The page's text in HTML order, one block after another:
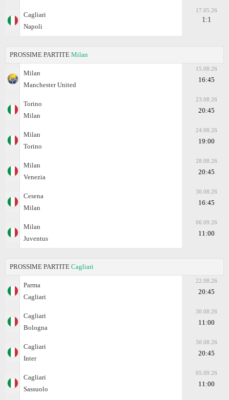
Cagliari
Napoli
17.05.26
1:1
PROSSIME PARTITE Milan
Milan
Manchester United
15.08.26
16:45
Torino
Milan
23.08.26
20:45
Milan
Torino
24.08.26
19:00
Milan
Venezia
28.08.26
20:45
Cesena
Milan
30.08.26
16:45
Milan
Juventus
06.09.26
11:00
PROSSIME PARTITE Cagliari
Parma
Cagliari
22.08.26
20:45
Cagliari
Bologna
30.08.26
11:00
Cagliari
Inter
30.08.26
20:45
Cagliari
Sassuolo
05.09.26
11:00